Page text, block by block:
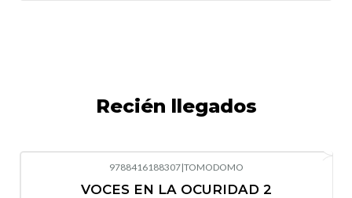
Recién llegados
9788416188307|TOMODOMO
VOCES EN LA OCURIDAD 2